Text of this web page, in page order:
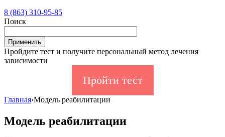
8 (863) 310-95-85
Поиск
Пройдите тест и получите персональный метод лечения
зависимости
Пройти тест
Главная›Модель реабилитации
Модель реабилитации